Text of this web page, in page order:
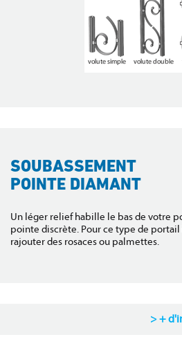
SOUBASSEMENT
POINTE DIAMANT
Un léger relief habille le bas de votre
pointe discrète. Pour ce type de portail
rajouter des rosaces ou palmettes.
+